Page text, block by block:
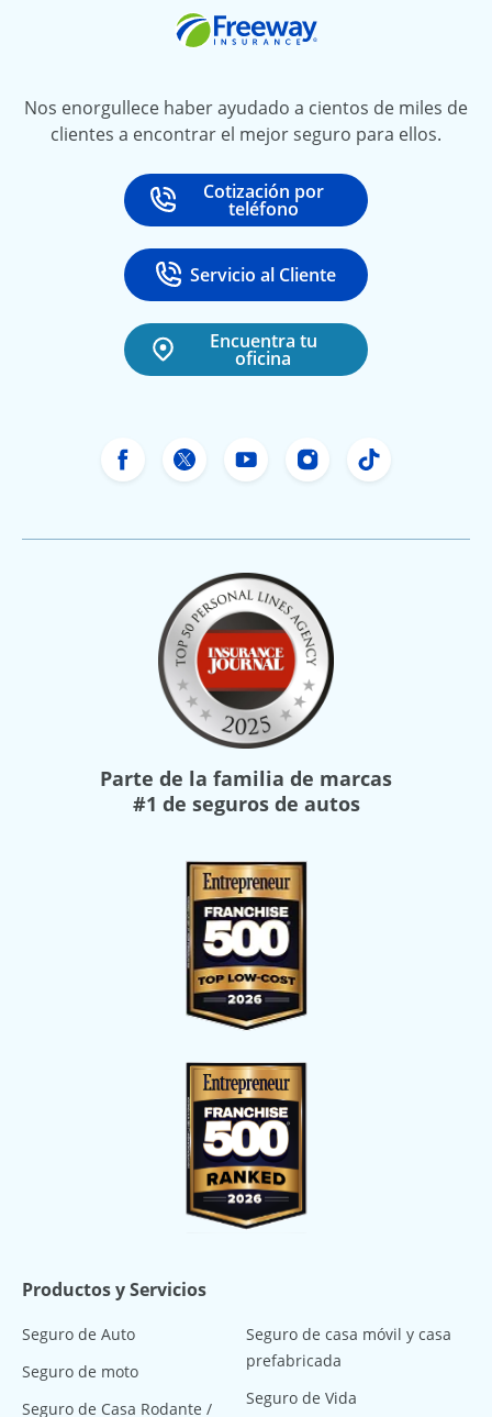
Nos enorgullece haber ayudado a cientos de miles de
clientes a encontrar el mejor seguro para ellos.
Call
Cotización por
teléfono
at
Call
Servicio al Cliente
at 888-531-6720
Encuentra tu
oficina
Facebook de Freeway Insurance
X de Freeway Insurance
YouTube de Freeway
Instagram
TikTok
Parte de la familia de marcas
#1 de seguros de autos
Productos y Servicios
Seguro de Auto
Seguro de moto
Seguro de Casa Rodante /
Seguro de casa móvil y casa
prefabricada
Seguro de Vida